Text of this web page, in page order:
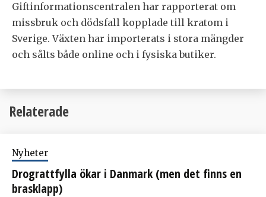
Giftinformationscentralen har rapporterat om
missbruk och dödsfall kopplade till kratom i
Sverige. Växten har importerats i stora mängder
och sålts både online och i fysiska butiker.
Relaterade
Nyheter
Drograttfylla ökar i Danmark (men det finns en
brasklapp)